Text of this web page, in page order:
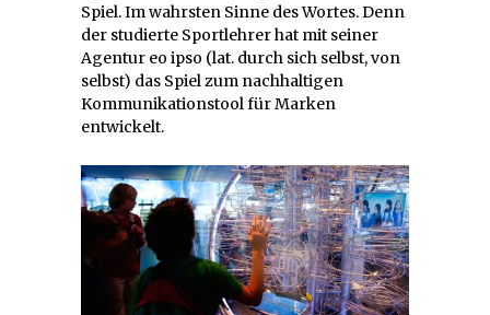
Spiel. Im wahrsten Sinne des Wortes. Denn
der studierte Sportlehrer hat mit seiner
Agentur eo ipso (lat. durch sich selbst, von
selbst) das Spiel zum nachhaltigen
Kommunikationstool für Marken
entwickelt.